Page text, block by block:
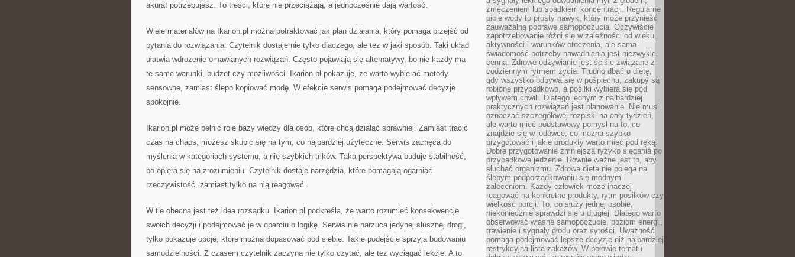
akurat potrzebujesz. To treści, które nie przeciążają, a jednocześnie dają wartość.
Wiele materiałów na Ikarion.pl można potraktować jak plan działania, który pomaga przejść od
pytania do rozwiązania. Czytelnik dostaje nie tylko dlaczego, ale też w jaki sposób. Taki układ
ułatwia wdrożenie omawianych rozwiązań. Często pojawiają się alternatywy, bo nie każdy ma
te same warunki, budżet czy możliwości. Ikarion.pl pokazuje, że warto wybierać metody
sensowne, zamiast ślepo kopiować modę. W efekcie serwis pomaga podejmować decyzje
spokojnie.
Ikarion.pl może pełnić rolę bazy wiedzy dla osób, które chcą działać sprawniej. Zamiast tracić
czas na chaos, możesz skupić się na tym, co najbardziej użyteczne. Serwis zachęca do
myślenia w kategoriach systemu, a nie szybkich trików. Taka perspektywa buduje stabilność,
bo opiera się na zrozumieniu. Czytelnik dostaje narzędzia, które pomagają ogarniać
rzeczywistość, zamiast tylko na nią reagować.
W tle obecna jest też idea rozsądku. Ikarion.pl podkreśla, że warto rozumieć konsekwencje
swoich decyzji i podejmować je w oparciu o logikę. Serwis nie narzuca jedynej słusznej drogi,
tylko pokazuje opcje, które można dopasować pod siebie. Takie podejście sprzyja budowaniu
samodzielności. Z czasem czytelnik zaczyna nie tylko czytać, ale też wyciągać lekcje. A to
zmęczeniem lub spadkiem koncentracji. Regularne
picie wody to prosty nawyk, który może przynieść
zauważalną poprawę samopoczucia. Oczywiście
zapotrzebowanie różni się w zależności od wieku,
aktywności i warunków otoczenia, ale sama
świadomość potrzeby nawadniania jest niezwykle
cenna. Zdrowe odżywianie jest ściśle związane z
codziennym rytmem życia. Trudno dbać o dietę,
gdy wszystko odbywa się w pośpiechu, zakupy są
robione przypadkowo, a posiłki wybiera się pod
wpływem chwili. Dlatego jednym z najbardziej
praktycznych rozwiązań jest planowanie. Nie musi
oznaczać szczegółowej rozpiski na cały tydzień,
ale warto mieć podstawowy pomysł na to, co
znajdzie się w lodówce, co można szybko
przygotować i jakie produkty warto mieć pod ręką.
Dobre przygotowanie zmniejsza ryzyko sięgania po
przypadkowe jedzenie. Równie ważne jest to, aby
słuchać organizmu. Zdrowa dieta nie polega na
ślepym podporządkowaniu się modnym
zaleceniom. Każdy człowiek może inaczej
reagować na konkretne produkty, rytm posiłków czy
wielkość porcji. To, co służy jednej osobie,
niekoniecznie sprawdzi się u drugiej. Dlatego warto
obserwować własne samopoczucie, poziom energii,
trawienie i sygnały głodu oraz sytości. Uważność
pomaga podejmować lepsze decyzje niż najbardziej
restrykcyjna lista zakazów. W połowie tematu